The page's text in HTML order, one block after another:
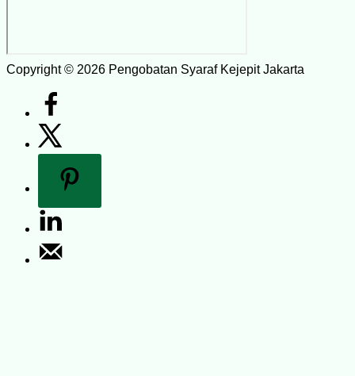
Copyright © 2026 Pengobatan Syaraf Kejepit Jakarta